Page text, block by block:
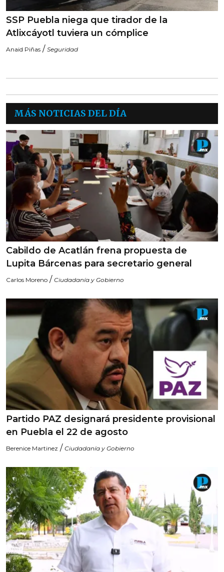
SSP Puebla niega que tirador de la
Atlixcáyotl tuviera un cómplice
Anaid Piñas / Seguridad
MÁS NOTICIAS DEL DÍA
Cabildo de Acatlán frena propuesta de
Lupita Bárcenas para secretario general
Carlos Moreno / Ciudadanía y Gobierno
Partido PAZ designará presidente provisional
en Puebla el 22 de agosto
Berenice Martinez / Ciudadanía y Gobierno